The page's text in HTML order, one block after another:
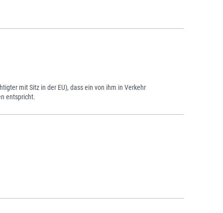
mit Sitz in der EU), dass ein von ihm in Verkehr
entspricht.